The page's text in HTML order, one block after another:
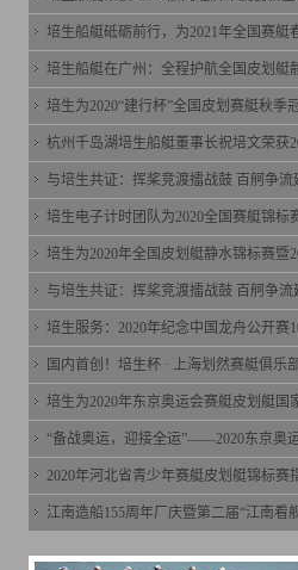
培生船艇砥砺前行，为2021年全国赛艇
培生船艇在广州：全程护航全国皮划艇
培生为2020“建行杯”全国皮划赛艇秋季
杭州千岛湖培生船艇董事长祝培文荣获
与培生共证：挥桨竞渡擂战鼓 百舸争流
培生电子计时团队为2020全国赛艇锦标
培生为2020年全国皮划艇静水锦标赛暨
与培生共证：挥桨竞渡擂战鼓 百舸争流
培生服务：2020年纪念中国龙舟公开赛
国内首创！培生杯 · 上海划然赛艇俱乐
培生为2020年东京奥运会赛艇皮划艇国
“备战奥运，迎接全运”——2020东京奥
2020年河北省青少年赛艇皮划艇锦标赛
江南造船155周年厂庆暨第二届“江南看